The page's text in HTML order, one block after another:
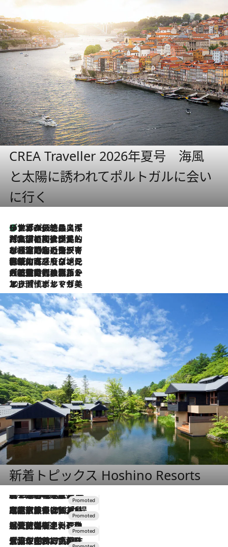
CREA Traveller 2026年夏号 海風
と太陽に誘われてポルトガルに会い
に行く
2026.8.8
リスボンの絶品スイーツ「パステル・デ・ナタ」とは？ポルトガル伝統の奥深い世界へ
2026.7.27
「私の祖国はポルトガル語です」国民的詩人フェルナンド・ペソアと、彼が愛した文学の街を歩く
2026.7.26
ポルトガル近海が育む極上の海の幸。キリリと冷えた白ワインと愉しむ、シーフード専門店の贅沢
2026.7.22
伝統の味をモダンに昇華。高感度な地元客が集う、リスボンの最旬ガストロノミー
2026.7.21
大航海時代の栄華から、震災、独裁、そして革命へ。ポルトガル・首都リスボンの石畳に刻まれた「歴史の光と影」
2026.7.13
エッセイ・ヤマザキマリ「慎ましくも美しき国 ポルトガル」
新着トピックス Hoshino Resorts
2026.8.7
【トンボの足水浴】ヒノキの香りに包まれて涼感マックス！約13℃の湧水かけ流しを避暑地「星野温泉 トンボの湯」で体験
2026.7.31
【ホテル帰省】という選択肢をOMOが提案。家族とほどよい距離を保つには「昼は実家、夜は気兼ねなくホテルで！」
2026.7.24
【夏限定ディナーコース】旬を迎える稚鮎や花ズッキーニなどをイタリア・トスカーナの郷土料理の手法で満喫！
2026.7.17
「土佐和ハーブかき氷」がOMO7高知に登場！生姜、山椒、大葉など目にも舌にも涼を呼ぶ郷土の味